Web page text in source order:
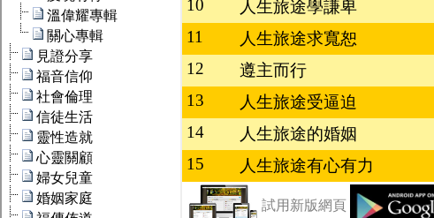
10
人生旅途學謙卑
11
人生旅途求寬恕
12
遵主而行
13
人生旅途受逼迫
14
人生旅途的婚姻
15
人生旅途有心有力
試用新版網頁